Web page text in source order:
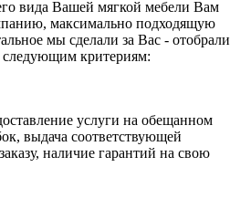
вида Вашей мягкой мебели Вам
максимально подходящую
мы сделали за Вас - отобрали
критериям:
услуги на обещанном
выдача соответствующей
наличие гарантий на свою